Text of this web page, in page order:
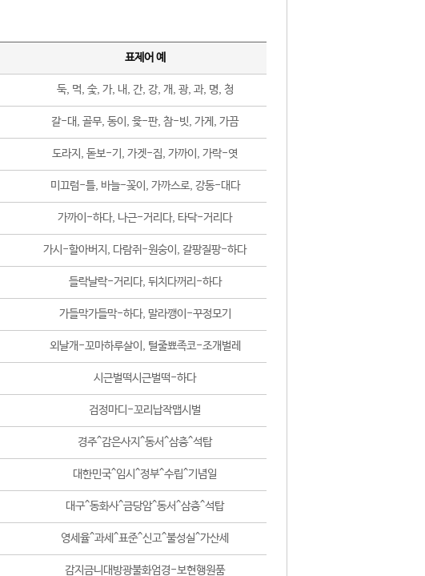
표제어 예
둑, 먹, 숯, 가, 내, 간, 강, 개, 광, 과, 명, 청
갈-대, 골무, 동이, 윷-판, 참-빗, 가게, 가끔
도라지, 돋보-기, 가겟-집, 가까이, 가락-엿
미끄럼-틀, 바늘-꽂이, 가까스로, 강동-대다
가까이-하다, 나근-거리다, 타닥-거리다
가시-할아버지, 다람쥐-원숭이, 갈팡질팡-하다
들락날락-거리다, 뒤치다꺼리-하다
가들막가들막-하다, 말라깽이-꾸정모기
외날개-꼬마하루살이, 털줄뾰족코-조개벌레
시근벌떡시근벌떡-하다
검정마디-꼬리납작맵시벌
경주^감은사지^동서^삼층^석탑
대한민국^임시^정부^수립^기념일
대구^동화사^금당암^동서^삼층^석탑
영세율^과세^표준^신고^불성실^가산세
감지금니대방광불화엄경-보현행원품